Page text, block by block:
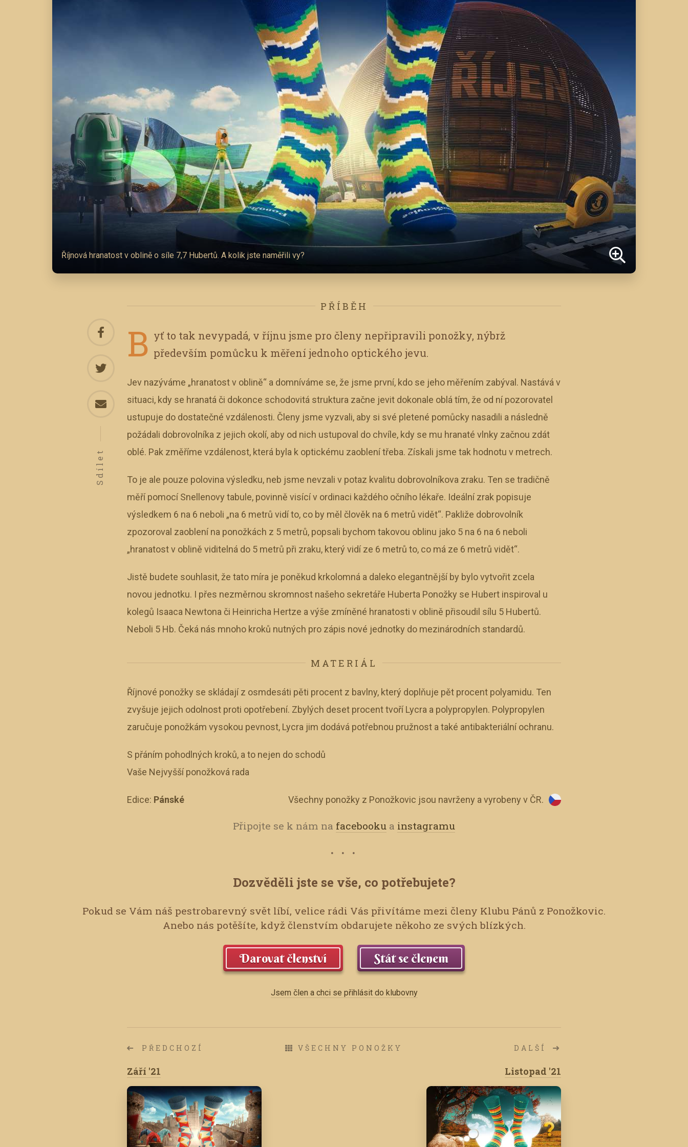
Říjnová hranatost v oblině o síle 7,7 Hubertů. A kolik jste naměřili vy?
PŘÍBĚH
B yť to tak nevypadá, v říjnu jsme pro členy nepřipravili ponožky, nýbrž
především pomůcku k měření jednoho optického jevu.
Jev nazýváme „hranatost v oblině“ a domníváme se, že jsme první, kdo se jeho měřením zabýval. Nastává v
situaci, kdy se hranatá či dokonce schodovitá struktura začne jevit dokonale oblá tím, že od ní pozorovatel
ustupuje do dostatečné vzdálenosti. Členy jsme vyzvali, aby si své pletené pomůcky nasadili a následně
požádali dobrovolníka z jejich okolí, aby od nich ustupoval do chvíle, kdy se mu hranaté vlnky začnou zdát
oblé. Pak změříme vzdálenost, která byla k optickému zaoblení třeba. Získali jsme tak hodnotu v metrech.
To je ale pouze polovina výsledku, neb jsme nevzali v potaz kvalitu dobrovolníkova zraku. Ten se tradičně
měří pomocí Snellenovy tabule, povinně visící v ordinaci každého očního lékaře. Ideální zrak popisuje
výsledkem 6 na 6 neboli „na 6 metrů vidí to, co by měl člověk na 6 metrů vidět“. Pakliže dobrovolník
zpozoroval zaoblení na ponožkách z 5 metrů, popsali bychom takovou oblinu jako 5 na 6 na 6 neboli
„hranatost v oblině viditelná do 5 metrů při zraku, který vidí ze 6 metrů to, co má ze 6 metrů vidět“.
Jistě budete souhlasit, že tato míra je poněkud krkolomná a daleko elegantnější by bylo vytvořit zcela
novou jednotku. I přes nezměrnou skromnost našeho sekretáře Huberta Ponožky se Hubert inspiroval u
kolegů Isaaca Newtona či Heinricha Hertze a výše zmíněné hranatosti v oblině přisoudil sílu 5 Hubertů.
Neboli 5 Hb. Čeká nás mnoho kroků nutných pro zápis nové jednotky do mezinárodních standardů.
MATERIÁL
Říjnové ponožky se skládají z osmdesáti pěti procent z bavlny, který doplňuje pět procent polyamidu. Ten
zvyšuje jejich odolnost proti opotřebení. Zbylých deset procent tvoří Lycra a polypropylen. Polypropylen
zaručuje ponožkám vysokou pevnost, Lycra jim dodává potřebnou pružnost a také antibakteriální ochranu.
S přáním pohodlných kroků, a to nejen do schodů
Vaše Nejvyšší ponožková rada
Edice: Pánské Všechny ponožky z Ponožkovic jsou navrženy a vyrobeny v ČR.
Sdílet
Připojte se k nám na facebooku a instagramu
Dozvěděli jste se vše, co potřebujete?
Pokud se Vám náš pestrobarevný svět líbí, velice rádi Vás přivítáme mezi členy Klubu Pánů z Ponožkovic.
Anebo nás potěšíte, když členstvím obdarujete někoho ze svých blízkých.
Darovat členství Stát se členem
Jsem člen a chci se přihlásit do klubovny
PŘEDCHOZÍ
Září '21
VŠECHNY PONOŽKY DALŠÍ
Listopad '21